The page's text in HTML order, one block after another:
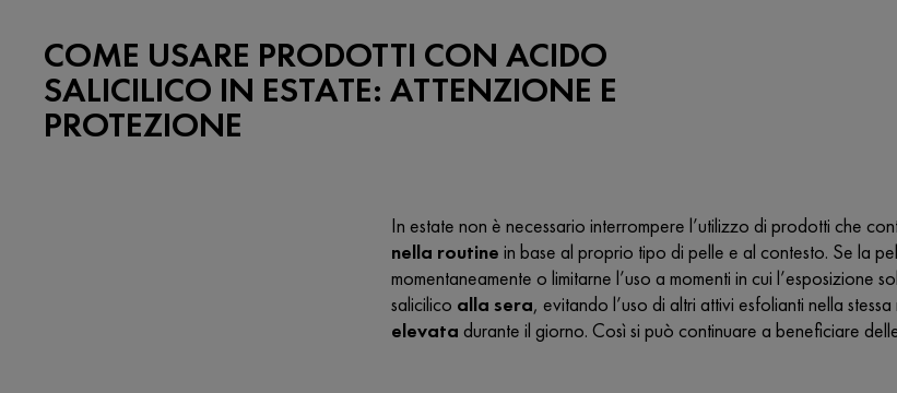
COME USARE PRODOTTI CON ACIDO
SALICILICO IN ESTATE: ATTENZIONE E
PROTEZIONE
In estate non è necessario interrompere l’utilizzo di prodotti che
nella routine in base al proprio tipo di pelle e al contesto. Se la
momentaneamente o limitarne l’uso a momenti in cui
salicilico alla sera, evitando l’uso di altri attivi esfolianti nella
elevata durante il giorno. Così si può continuare a beneficiare